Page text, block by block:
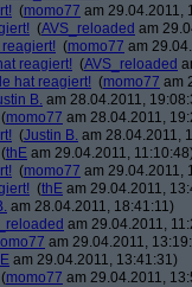
(momo77 am 29.04.2011,
(AVS_reloaded am
(momo77 am
reagiert! (AVS_reloaded
hat reagiert! (momo77 am
B. am 28.04.2011,
(momo77 am 28.04.2011,
(Justin B. am 28.04.2011,
(thE am 29.04.2011,
(momo77 am 29.04.2011,
(thE am 29.04.2011,
am 28.04.2011, 18:41:11)
am 29.04.2011,
am 29.04.2011,
am 29.04.2011, 13:41:31)
(momo77 am 29.04.2011,